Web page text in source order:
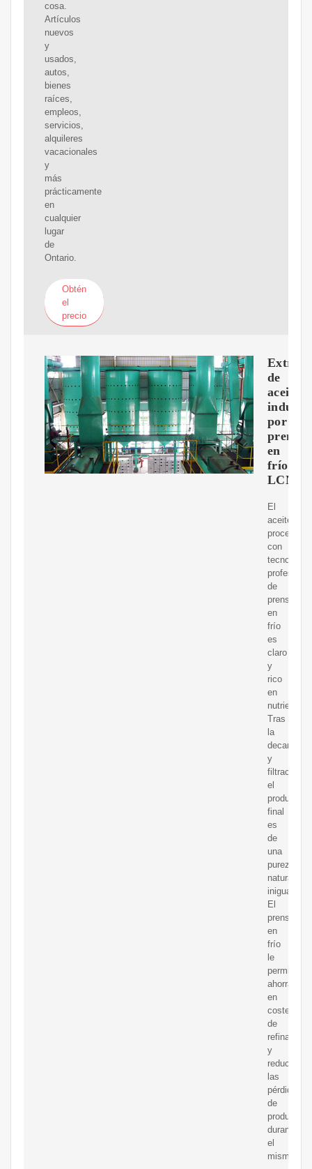
cosa.
Artículos
nuevos
y
usados,
autos,
bienes
raíces,
empleos,
servicios,
alquileres
vacacionales
y
más
prácticamente
en
cualquier
lugar
de
Ontario.
Obtén
el
precio
de
aceite
por
en
frío
El
aceite
procesado
con
tecnología
profesional
de
prensado
en
frío
es
claro
y
rico
en
nutrientes.
Tras
la
y
filtración,
el
producto
final
es
de
una
pureza
natural
inigualable.
El
prensado
en
frío
le
permite
ahorrar
en
costes
de
refinado
y
reducir
las
pérdidas
de
producto
durante
el
mismo.